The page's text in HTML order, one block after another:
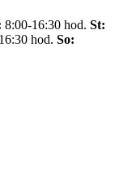
8:00-16:30 hod. St:
hod. So: